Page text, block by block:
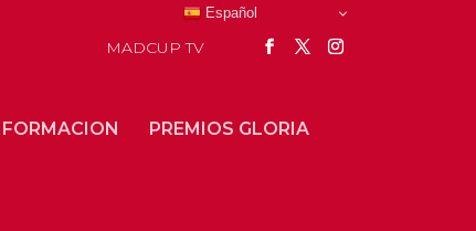
MADCUP TV
PREMIOS GLORIA
Español